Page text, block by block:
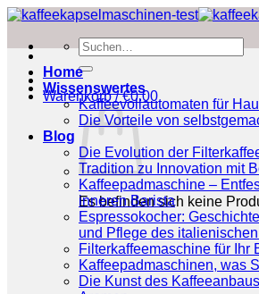
Zum
springen
Suchen
nach:
Warenkorb /€0.00
Es befinden sich keine
Home
Wissenswertes
Kaffeevollautomaten für
Die Vorteile von
Blog
Die Evolution der
Tradition zu Innovation mit
Kaffeepadmaschine –
inneren Barista
Espressokocher:
und Pflege des
Filterkaffeemaschine für Ihr
Kaffeepadmaschinen, was
Die Kunst des